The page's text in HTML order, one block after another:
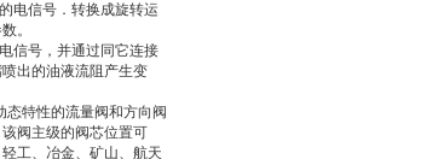
电信号．转换成旋转运
。
信号，并通过同它连接
出的油液流阻产生变
态特性的流量阀和方向阀
阀主级的阀芯位置可
工、冶金、矿山、航天